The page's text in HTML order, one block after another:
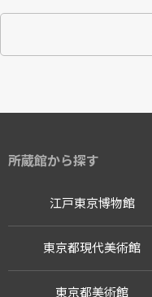
所蔵館から探す
江戸東京博物館
東京都現代美術館
東京都美術館